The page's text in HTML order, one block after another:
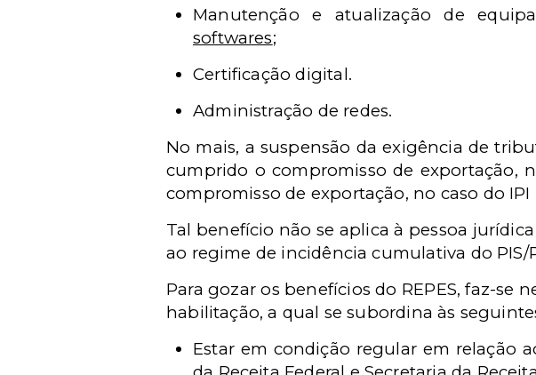
Manutenção e atualização de
softwares;
Certificação digital.
Administração de redes.
No mais, a suspensão da exigência de
cumprido o compromisso de exportação,
compromisso de exportação, no caso do
Tal benefício não se aplica à pessoa
ao regime de incidência cumulativa do PIS/
Para gozar os benefícios do REPES, faz-se
habilitação, a qual se subordina às
Estar em condição regular em relação